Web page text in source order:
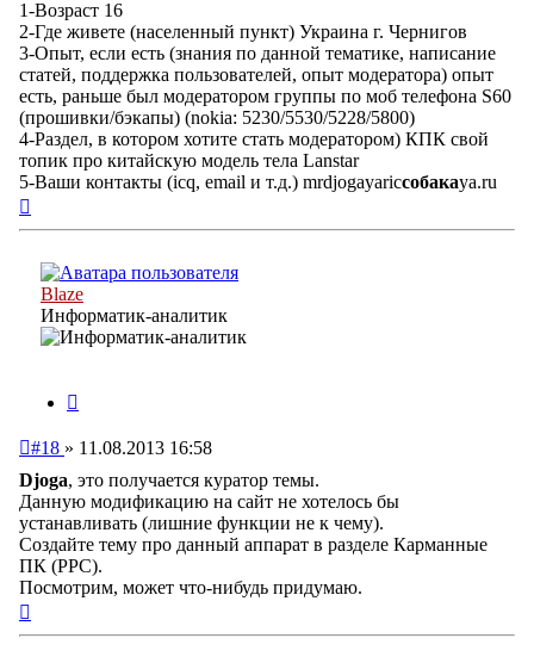
1-Возраст 16
2-Где живете (населенный пункт) Украина г. Чернигов
3-Опыт, если есть (знания по данной тематике, написание
статей, поддержка пользователей, опыт модератора) опыт
есть, раньше был модератором группы по моб телефона S60
(прошивки/бэкапы) (nokia: 5230/5530/5228/5800)
4-Раздел, в котором хотите стать модератором) КПК свой
топик про китайскую модель тела Lanstar
5-Ваши контакты (icq, email и т.д.) mrdjogayaricсобакаya.ru
Blaze
Информатик-аналитик
Непрочитанное
#18 » 11.08.2013 16:58
Djoga, это получается куратор темы.
Данную модификацию на сайт не хотелось бы
устанавливать (лишние функции не к чему).
Создайте тему про данный аппарат в разделе Карманные
ПК (PPC).
Посмотрим, может что-нибудь придумаю.